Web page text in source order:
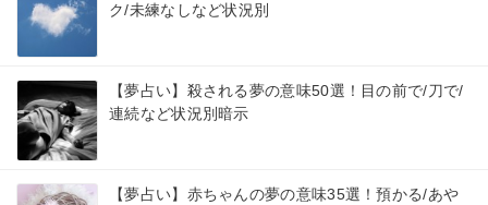
ク/未練なしなど状況別
【夢占い】殺される夢の意味50選！目の前で/刀で/
連続など状況別暗示
【夢占い】赤ちゃんの夢の意味35選！預かる/あや